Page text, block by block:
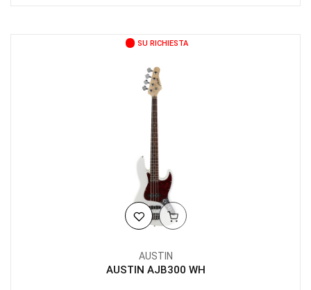
SU RICHIESTA
AUSTIN
AUSTIN AJB300 WH